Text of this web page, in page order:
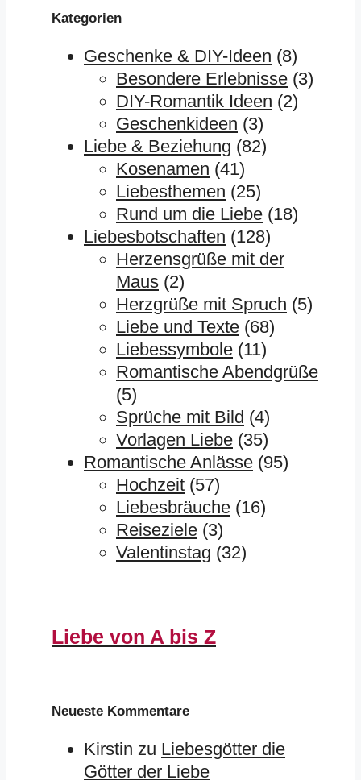
Kategorien
Geschenke & DIY-Ideen (8)
Besondere Erlebnisse (3)
DIY-Romantik Ideen (2)
Geschenkideen (3)
Liebe & Beziehung (82)
Kosenamen (41)
Liebesthemen (25)
Rund um die Liebe (18)
Liebesbotschaften (128)
Herzensgrüße mit der
Maus (2)
Herzgrüße mit Spruch (5)
Liebe und Texte (68)
Liebessymbole (11)
Romantische Abendgrüße
(5)
Sprüche mit Bild (4)
Vorlagen Liebe (35)
Romantische Anlässe (95)
Hochzeit (57)
Liebesbräuche (16)
Reiseziele (3)
Valentinstag (32)
Liebe von A bis Z
Neueste Kommentare
Kirstin zu Liebesgötter die
Götter der Liebe